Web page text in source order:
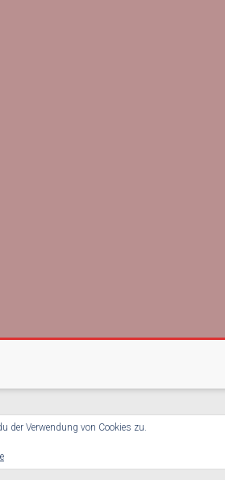
der Verwendung von Cookies zu.